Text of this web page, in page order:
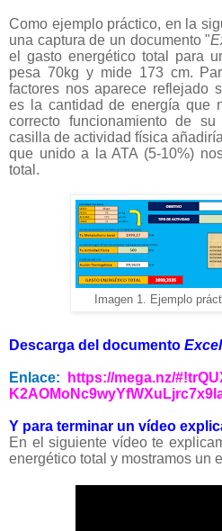
Como ejemplo práctico, en la
una captura de un documento "
el gasto energético total para
pesa 70kg y mide 173 cm.
factores nos aparece reflejado
es la cantidad de energía que
correcto funcionamiento de
casilla de actividad física
que unido a la ATA (5-10%)
total.
Imagen 1. Ejemplo
Descarga del documento Excel
Enlace:
https://mega.nz/
Y para terminar un vídeo
En el siguiente vídeo te
energético total y mostramos un